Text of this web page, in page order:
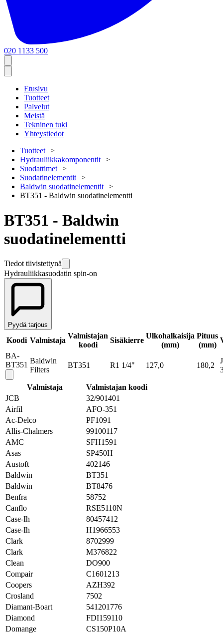
020 1133 500
Etusivu
Tuotteet
Palvelut
Meistä
Tekninen tuki
Yhteystiedot
Tuotteet
Hydrauliikkakomponentit
Suodattimet
Suodatinelementit
Baldwin suodatinelementit
BT351 - Baldwin suodatinelementti
BT351 - Baldwin
suodatinelementti
Tiedot tiivistettynä
Hydrauliikkasuodatin spin-on
Pyydä tarjous
Koodi Valmistaja
Valmistajan
koodi
Sisäkierre
Ulkohalkaisija
(mm)
Pituus
(mm)
BA-
BT351 Baldwin
Filters
BT351 R1 1/4" 127,0 180,2
Valmistaja
Valmistajan koodi
JCB
32/901401
Airfil
AFO-351
Ac-Delco
PF1091
Allis-Chalmers
99100117
AMC
SFH1591
Asas
SP450H
Austoft
402146
Baldwin
BT351
Baldwin
BT8476
Benfra
58752
Canflo
RSE5110N
Case-Ih
80457412
Case-Ih
H1966553
Clark
8702999
Clark
M376822
Clean
DO900
Compair
C1601213
Coopers
AZH392
Crosland
7502
Diamant-Boart
541201776
Diamond
FDI159110
Domange
CS150P10A